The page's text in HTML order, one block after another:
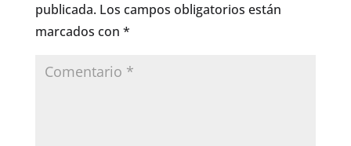
publicada. Los campos obligatorios están
marcados con *